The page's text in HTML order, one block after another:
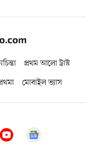
প্রথম আলো ট্রাস্ট
মোবাইল ভ্যাস